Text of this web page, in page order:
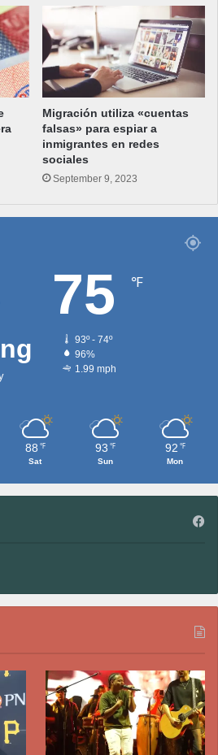
Migración utiliza «cuentas
falsas» para espiar a
inmigrantes en redes
sociales
September 9, 2023
75 ℉
93º - 74º
96%
1.99 mph
88 ℉
Sat
93 ℉
Sun
92 ℉
Mon